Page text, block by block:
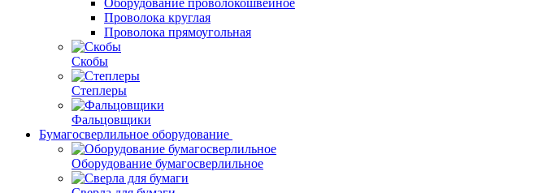
Оборудование проволокошвейное
Проволока круглая
Проволока прямоугольная
Скобы
Степлеры
Фальцовщики
Бумагосверлильное оборудование
Оборудование бумагосверлильное